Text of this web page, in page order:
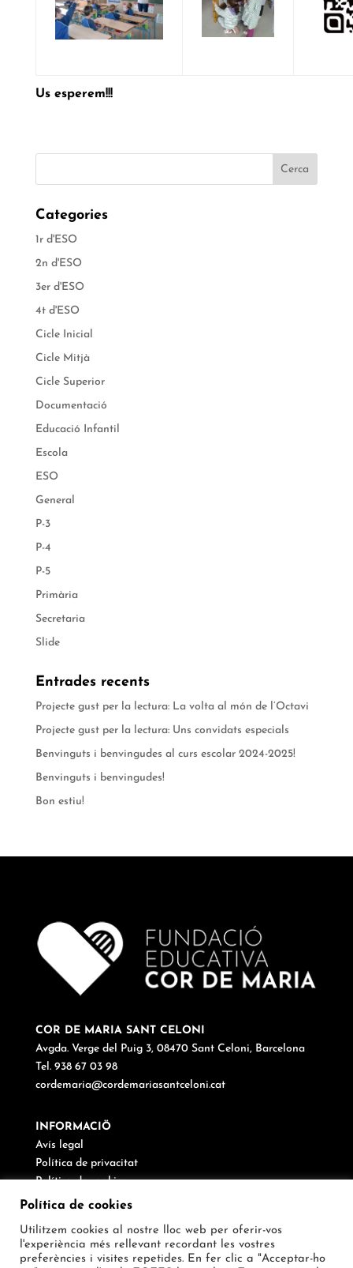
Us esperem!!!
Categories
1r d'ESO
2n d'ESO
3er d'ESO
4t d'ESO
Cicle Inicial
Cicle Mitjà
Cicle Superior
Documentació
Educació Infantil
Escola
ESO
General
P-3
P-4
P-5
Primària
Secretaria
Slide
Entrades recents
Projecte gust per la lectura: La volta al món de l’Octavi
Projecte gust per la lectura: Uns convidats especials
Benvinguts i benvingudes al curs escolar 2024-2025!
Benvinguts i benvingudes!
Bon estiu!
COR DE MARIA SANT CELONI
Avgda. Verge del Puig 3, 08470 Sant Celoni, Barcelona
Tel. 938 67 03 98
cordemaria@cordemariasantceloni.cat
INFORMACIÖ
Avís legal
Política de privacitat
Política de cookies
Canal de denúncies
SEGUEIX-NOS
Política de cookies
Utilitzem cookies al nostre lloc web per oferir-vos
l'experiència més rellevant recordant les vostres
preferències i visites repetides. En fer clic a "Acceptar-ho